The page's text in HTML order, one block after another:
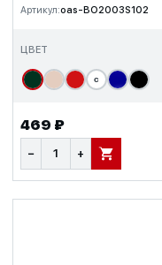
Артикул:oas-BO2003S102
ЦВЕТ
с
469 ₽
− + В КОРЗИНУ